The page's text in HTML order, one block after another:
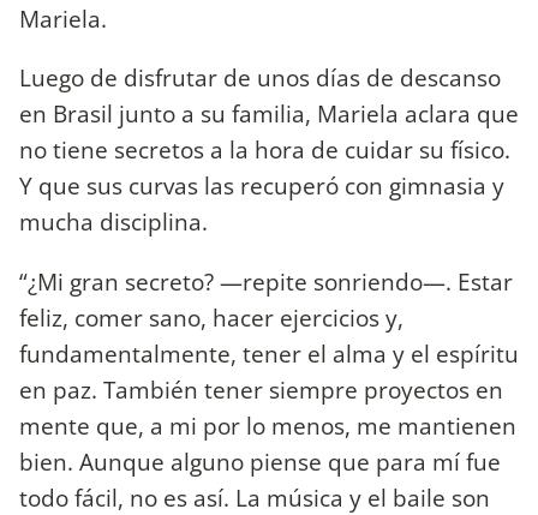
Mariela.
Luego de disfrutar de unos días de descanso
en Brasil junto a su familia, Mariela aclara que
no tiene secretos a la hora de cuidar su físico.
Y que sus curvas las recuperó con gimnasia y
mucha disciplina.
“¿Mi gran secreto? —repite sonriendo—. Estar
feliz, comer sano, hacer ejercicios y,
fundamentalmente, tener el alma y el espíritu
en paz. También tener siempre proyectos en
mente que, a mi por lo menos, me mantienen
bien. Aunque alguno piense que para mí fue
todo fácil, no es así. La música y el baile son